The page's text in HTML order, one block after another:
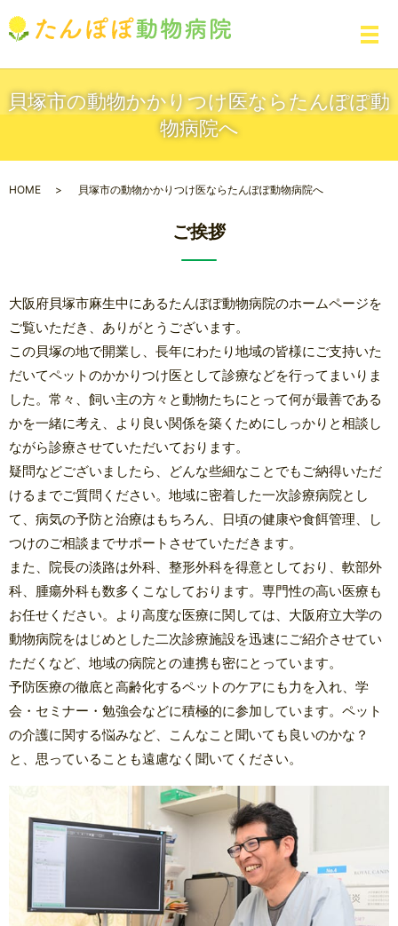
メ
貝塚市の動物かかりつけ医ならたんぽぽ動
物病院へ
HOME 貝塚市の動物かかりつけ医ならたんぽぽ動物病院へ
ご挨拶
大阪府貝塚市麻生中にあるたんぽぽ動物病院のホームページを
ご覧いただき、ありがとうございます。
この貝塚の地で開業し、長年にわたり地域の皆様にご支持いた
だいてペットのかかりつけ医として診療などを行ってまいりま
した。常々、飼い主の方々と動物たちにとって何が最善である
かを一緒に考え、より良い関係を築くためにしっかりと相談し
ながら診療させていただいております。
疑問などございましたら、どんな些細なことでもご納得いただ
けるまでご質問ください。地域に密着した一次診療病院とし
て、病気の予防と治療はもちろん、日頃の健康や食餌管理、し
つけのご相談までサポートさせていただきます。
また、院長の淡路は外科、整形外科を得意としており、軟部外
科、腫瘍外科も数多くこなしております。専門性の高い医療も
お任せください。より高度な医療に関しては、大阪府立大学の
動物病院をはじめとした二次診療施設を迅速にご紹介させてい
ただくなど、地域の病院との連携も密にとっています。
予防医療の徹底と高齢化するペットのケアにも力を入れ、学
会・セミナー・勉強会などに積極的に参加しています。ペット
の介護に関する悩みなど、こんなこと聞いても良いのかな？
と、思っていることも遠慮なく聞いてください。